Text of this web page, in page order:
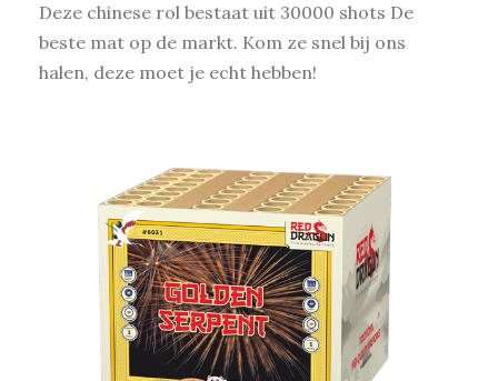
Deze chinese rol bestaat uit 30000 shots De
beste mat op de markt. Kom ze snel bij ons
halen, deze moet je echt hebben!